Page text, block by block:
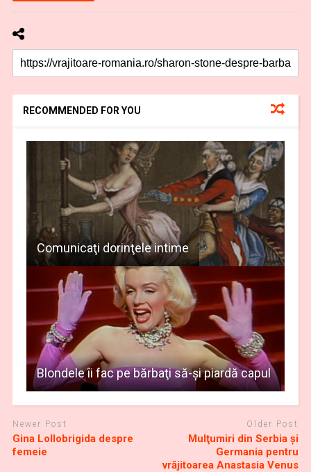
RECOMMENDED FOR YOU
Comunicaţi dorinţele intime
Blondele îi fac pe bărbaţi să-şi piardă capul
Newer Post
Gina Lollobrigida despre
femeie
Older Post
Mulţumiri din Serbia și
Germania pentru
vrăjitoarea Anastasia Venus